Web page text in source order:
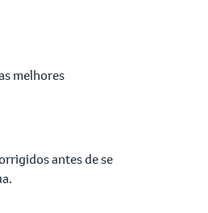
melhores
antes de se